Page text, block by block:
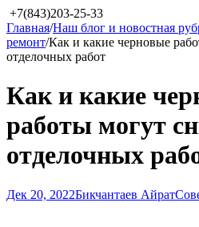
+7(843)203-25-33
Главная/Наш блог и новостная
ремонт/Как и какие черновые
отделочных работ
Как и какие
работы могут
отделочных
Дек 20, 2022Бикчантаев Айрат